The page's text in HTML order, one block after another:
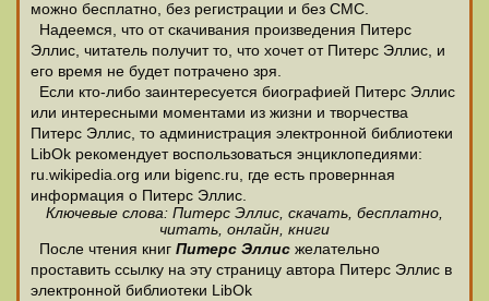
можно бесплатно, без регистрации и без СМС.
Надеемся, что от скачивания произведения Питерс
Эллис, читатель получит то, что хочет от Питерс Эллис, и
его время не будет потрачено зря.
Если кто-либо заинтересуется биографией Питерс Эллис
или интересными моментами из жизни и творчества
Питерс Эллис, то администрация электронной библиотеки
LibOk рекомендует воспользоваться энциклопедиями:
ru.wikipedia.org или bigenc.ru, где есть провернная
информация о Питерс Эллис.
Ключевые слова: Питерс Эллис, скачать, бесплатно,
читать, онлайн, книги
После чтения книг Питерс Эллис желательно
проставить ссылку на эту страницу автора Питерс Эллис в
электронной библиотеки LibOk